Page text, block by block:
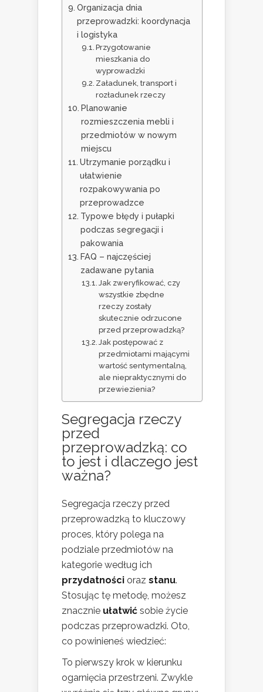
Organizacja dnia
przeprowadzki: koordynacja
i logistyka
Przygotowanie
mieszkania do
wyprowadzki
Załadunek, transport i
rozładunek rzeczy
Planowanie
rozmieszczenia mebli i
przedmiotów w nowym
miejscu
Utrzymanie porządku i
ułatwienie
rozpakowywania po
przeprowadzce
Typowe błędy i pułapki
podczas segregacji i
pakowania
FAQ – najczęściej
zadawane pytania
Jak zweryfikować, czy
wszystkie zbędne
rzeczy zostały
skutecznie odrzucone
przed przeprowadzką?
Jak postępować z
przedmiotami mającymi
wartość sentymentalną,
ale niepraktycznymi do
przewiezienia?
Segregacja rzeczy
przed
przeprowadzką: co
to jest i dlaczego jest
ważna?
Segregacja rzeczy przed
przeprowadzką to kluczowy
proces, który polega na
podziale przedmiotów na
kategorie według ich
przydatności oraz stanu.
Stosując tę metodę, możesz
znacznie ułatwić sobie życie
podczas przeprowadzki. Oto,
co powinieneś wiedzieć:
To pierwszy krok w kierunku
ogarnięcia przestrzeni. Zwykle